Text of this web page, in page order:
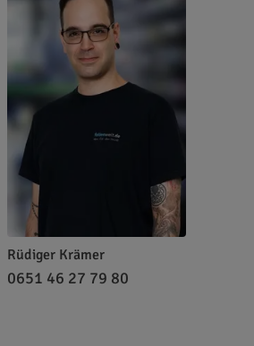
Rüdiger Krämer
0651 46 27 79 80